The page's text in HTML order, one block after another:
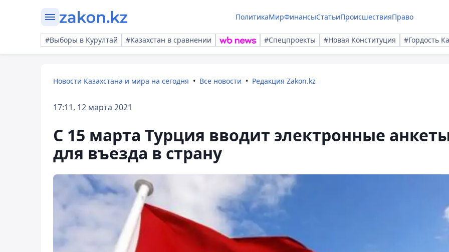
ПолитикаМирФинансыСтатьиПроисшествияПраво
#Выборы в Курултай #Казахстан в сравнении #Спецпроекты #Новая Конституция #Гордость
Новости Казахстана и мира на сегодня Все новости Редакция Zakon.kz
17:11, 12 марта 2021
C 15 марта Турция вводит электронные
для въезда в страну